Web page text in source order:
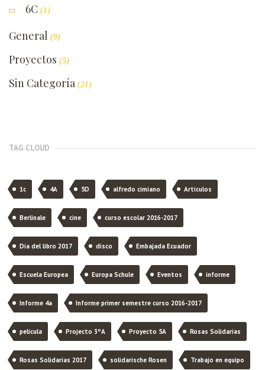
6C (1)
General (9)
Proyectos (5)
Sin Categoría (21)
TAG CLOUD
1c 4A 5D alfredo cimiano Artículos
Berlinale cine curso escolar 2016-2017
Dia del libro 2017 disco Embajada Ecuador
Escuela Europea Europa Schule Eventos informe
Informe 4a Informe primer semestre curso 2016-2017
película Projecto 3ºA Proyecto 5A Rosas Solidarias
Rosas Solidarias 2017 solidarische Rosen Trabajo en equipo